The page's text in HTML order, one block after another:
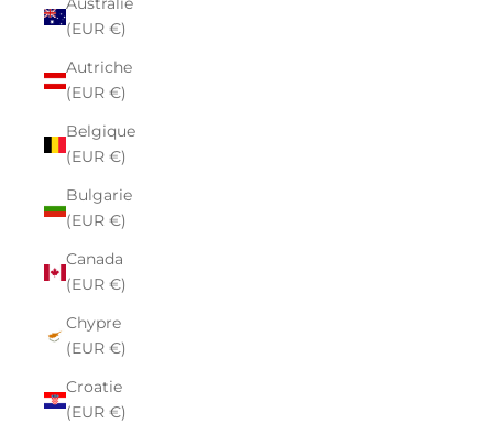
(EUR €)
Autriche
(EUR €)
Belgique
(EUR €)
Bulgarie
(EUR €)
Canada
(EUR €)
Chypre
(EUR €)
Croatie
(EUR €)